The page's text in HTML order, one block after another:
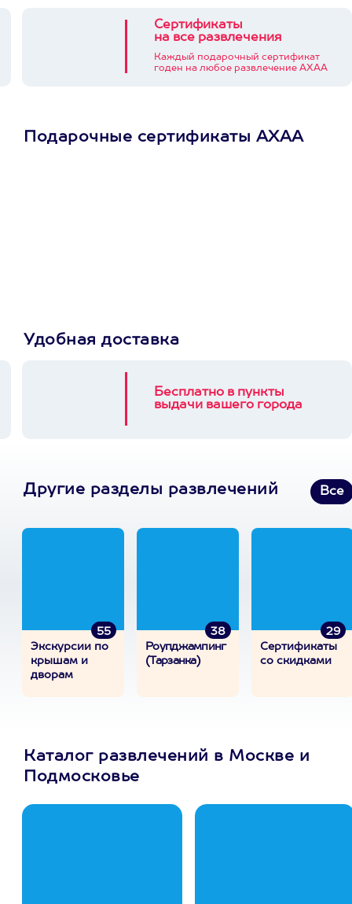
Сертификаты
на все развлечения
Каждый подарочный сертификат
годен на любое развлечение АХАА
Подарочные сертификаты АХАА
Удобная доставка
Бесплатно в пункты
выдачи вашего города
Другие разделы развлечений Все
55
Экскурсии по
крышам и
дворам
38
Роупджампинг
(Тарзанка)
29
Сертификаты
со скидками
Каталог развлечений в Москве и
Подмосковье